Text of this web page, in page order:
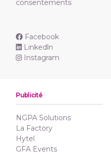
consentements
Facebook
Linkedln
Instagram
Publicité
NGPA Solutions
La Factory
Hytel
GFA Events